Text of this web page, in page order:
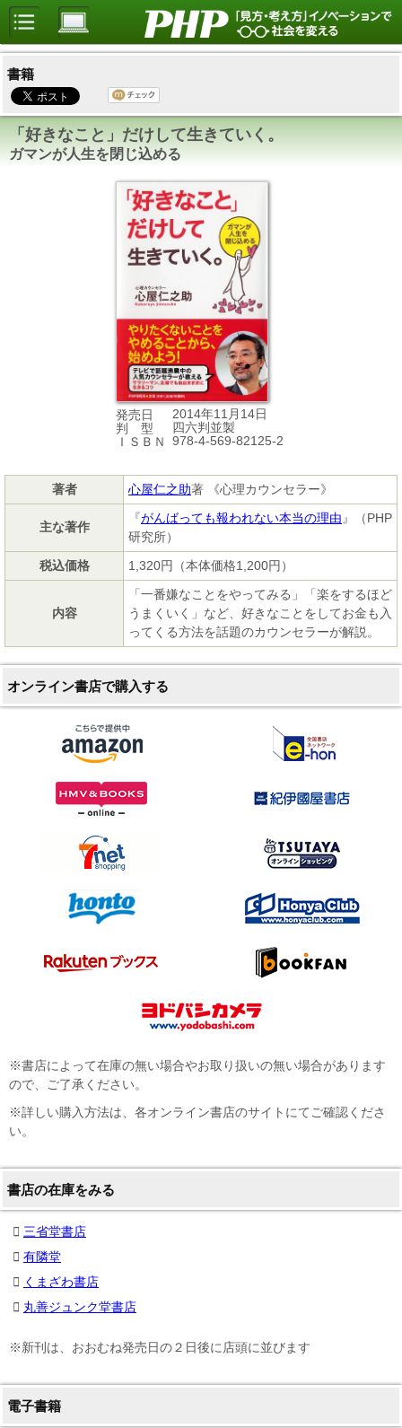
書籍
「好きなこと」だけして生きていく。
ガマンが人生を閉じ込める
発売日
2014年11月14日
判 型
四六判並製
ＩＳＢＮ
978-4-569-82125-2
著者 心屋仁之助著 《心理カウンセラー》
主な著作
『がんばっても報われない本当の理由』（PHP
研究所）
税込価格
1,320円（本体価格1,200円）
内容
「一番嫌なことをやってみる」「楽をするほど
うまくいく」など、好きなことをしてお金も入
ってくる方法を話題のカウンセラーが解説。
オンライン書店で購入する
※書店によって在庫の無い場合やお取り扱いの無い場合があります
ので、ご了承ください。
※詳しい購入方法は、各オンライン書店のサイトにてご確認くださ
い。
書店の在庫をみる
三省堂書店
有隣堂
くまざわ書店
丸善ジュンク堂書店
※新刊は、おおむね発売日の２日後に店頭に並びます
電子書籍